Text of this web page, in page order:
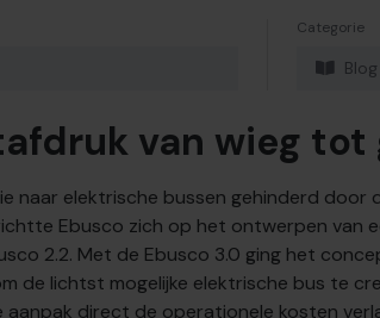
Categorie
Blog
van wieg tot
naar elektrische bussen gehinderd door
Ebusco zich op het ontwerpen van
2.2. Met de Ebusco 3.0 ging het
de lichtst mogelijke elektrische bus te
aanpak direct de operationele kosten